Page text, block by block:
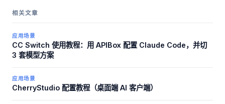
相关文章
应用场景
CC Switch 使用教程：用 APIBox 配置 Claude Code，并切
3 套模型方案
应用场景
CherryStudio 配置教程（桌面端 AI 客户端）